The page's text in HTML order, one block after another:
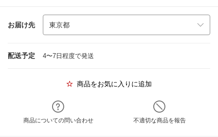
お届け先
配送予定 4〜7日程度で発送
商品をお気に入りに追加
商品についての問い合わせ 不適切な商品を報告